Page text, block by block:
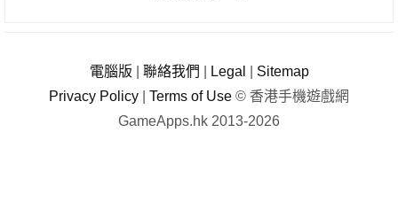
電腦版 聯絡我們 Legal
Sitemap
Privacy Policy
Terms of Use © 香港手機遊戲網
GameApps.hk 2013-2026